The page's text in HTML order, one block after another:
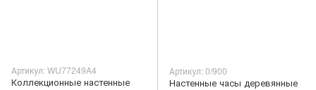
Артикул: WU77249A4
Коллекционные настенные
Артикул: 0/900
Настенные часы деревянные